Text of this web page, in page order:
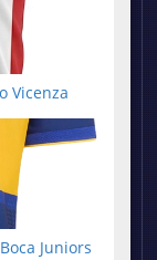
Vicenza
Juniors